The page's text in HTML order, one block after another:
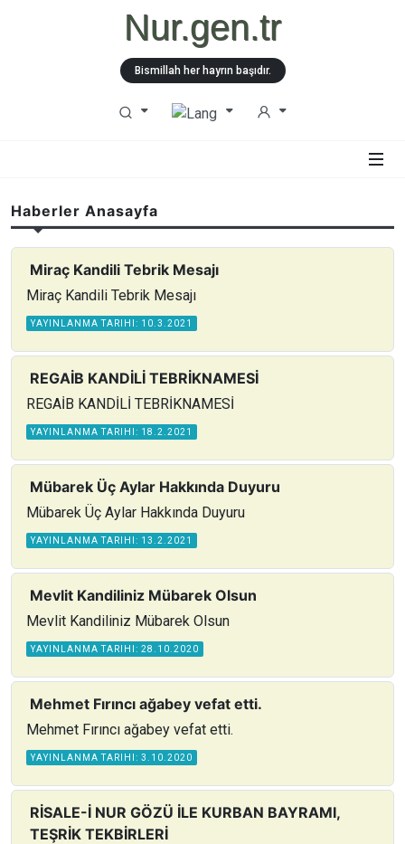
Nur.gen.tr
Bismillah her hayrın başıdır.
Haberler Anasayfa
Miraç Kandili Tebrik Mesajı
Miraç Kandili Tebrik Mesajı
YAYINLANMA TARIHI: 10.3.2021
REGAİB KANDİLİ TEBRİKNAMESİ
REGAİB KANDİLİ TEBRİKNAMESİ
YAYINLANMA TARIHI: 18.2.2021
Mübarek Üç Aylar Hakkında Duyuru
Mübarek Üç Aylar Hakkında Duyuru
YAYINLANMA TARIHI: 13.2.2021
Mevlit Kandiliniz Mübarek Olsun
Mevlit Kandiliniz Mübarek Olsun
YAYINLANMA TARIHI: 28.10.2020
Mehmet Fırıncı ağabey vefat etti.
Mehmet Fırıncı ağabey vefat etti.
YAYINLANMA TARIHI: 3.10.2020
RİSALE-İ NUR GÖZÜ İLE KURBAN BAYRAMI,
TEŞRİK TEKBİRLERİ